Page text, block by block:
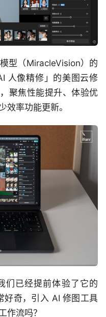
型（MiracleVision）的
人像精修」的美图云修
聚焦性能提升、体验优
效率功能更新。
们已经提前体验了它的
好奇，引入 AI 修图工具
作流吗？